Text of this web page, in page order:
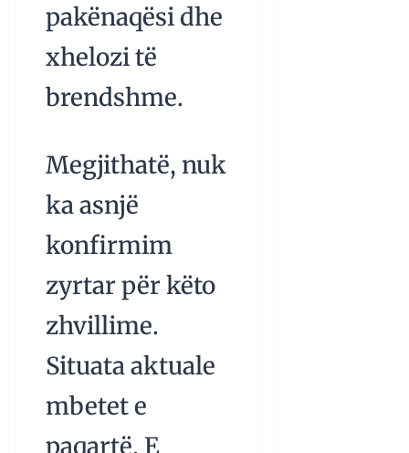
pakënaqësi dhe
xhelozi të
brendshme.
Megjithatë, nuk
ka asnjë
konfirmim
zyrtar për këto
zhvillime.
Situata aktuale
mbetet e
paqartë. E